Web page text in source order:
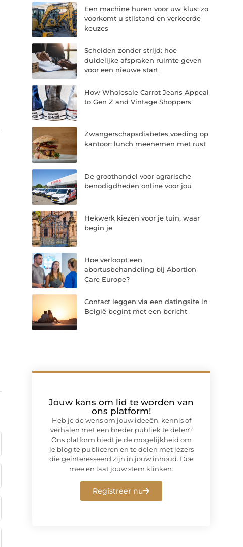
Een machine huren voor uw klus: zo
voorkomt u stilstand en verkeerde
keuzes
Scheiden zonder strijd: hoe
duidelijke afspraken ruimte geven
voor een nieuwe start
How Wholesale Carrot Jeans Appeal
to Gen Z and Vintage Shoppers
Zwangerschapsdiabetes voeding op
kantoor: lunch meenemen met rust
De groothandel voor agrarische
benodigdheden online voor jou
Hekwerk kiezen voor je tuin, waar
begin je
Hoe verloopt een
abortusbehandeling bij Abortion
Care Europe?
Contact leggen via een datingsite in
België begint met een bericht
Jouw kans om lid te worden van
ons platform!
Heb je de wens om jouw ideeën, kennis of
verhalen met een breder publiek te delen?
Ons platform biedt je de mogelijkheid om
je blog te publiceren en te delen met lezers
die geïnteresseerd zijn in jouw inhoud. Doe
mee en laat jouw stem klinken.
Registreer nu